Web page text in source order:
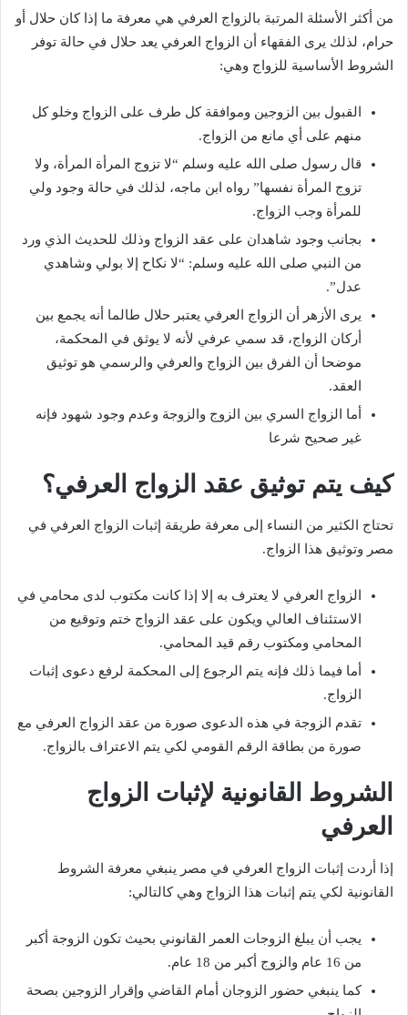
من أكثر الأسئلة المرتبة بالزواج العرفي هي معرفة ما إذا كان حلال أو
حرام، لذلك يرى الفقهاء أن الزواج العرفي يعد حلال في حالة توفر
الشروط الأساسية للزواج وهي:
القبول بين الزوجين وموافقة كل طرف على الزواج وخلو كل
منهم على أي مانع من الزواج.
قال رسول صلى الله عليه وسلم “لا تزوج المرأة المرأة، ولا
تزوج المرأة نفسها” رواه ابن ماجه، لذلك في حالة وجود ولي
للمرأة وجب الزواج.
بجانب وجود شاهدان على عقد الزواج وذلك للحديث الذي ورد
من النبي صلى الله عليه وسلم: “لا نكاح إلا بولي وشاهدي
عدل”.
يرى الأزهر أن الزواج العرفي يعتبر حلال طالما أنه يجمع بين
أركان الزواج، قد سمي عرفي لأنه لا يوثق في المحكمة،
موضحا أن الفرق بين الزواج والعرفي والرسمي هو توثيق
العقد.
أما الزواج السري بين الزوج والزوجة وعدم وجود شهود فإنه
غير صحيح شرعا
كيف يتم توثيق عقد الزواج العرفي؟
تحتاج الكثير من النساء إلى معرفة طريقة إثبات الزواج العرفي في
مصر وتوثيق هذا الزواج.
الزواج العرفي لا يعترف به إلا إذا كانت مكتوب لدى محامي في
الاستئناف العالي ويكون على عقد الزواج ختم وتوقيع من
المحامي ومكتوب رقم قيد المحامي.
أما فيما ذلك فإنه يتم الرجوع إلى المحكمة لرفع دعوى إثبات
الزواج.
تقدم الزوجة في هذه الدعوى صورة من عقد الزواج العرفي مع
صورة من بطاقة الرقم القومي لكي يتم الاعتراف بالزواج.
الشروط القانونية لإثبات الزواج
العرفي
إذا أردت إثبات الزواج العرفي في مصر ينبغي معرفة الشروط
القانونية لكي يتم إثبات هذا الزواج وهي كالتالي:
يجب أن يبلغ الزوجات العمر القانوني بحيث تكون الزوجة أكبر
من 16 عام والزوج أكبر من 18 عام.
كما ينبغي حضور الزوجان أمام القاضي وإقرار الزوجين بصحة